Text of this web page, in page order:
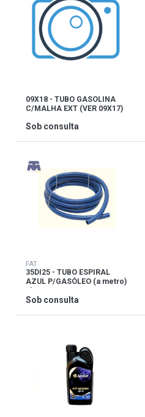
09X18 - TUBO GASOLINA
C/MALHA EXT (VER 09X17)
Sob consulta
FAT
35DI25 - TUBO ESPIRAL
AZUL P/GASÓLEO (a metro)
Sob consulta